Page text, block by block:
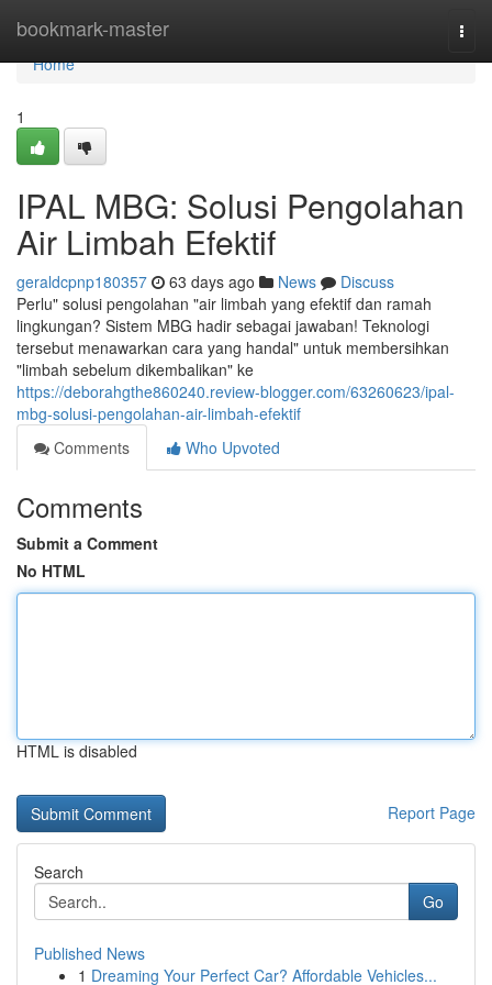
bookmark-master
Home
Home
1
IPAL MBG: Solusi Pengolahan
Air Limbah Efektif
geraldcpnp180357 63 days ago News
Discuss
Perlu" solusi pengolahan "air limbah yang efektif dan ramah
lingkungan? Sistem MBG hadir sebagai jawaban! Teknologi
tersebut menawarkan cara yang handal" untuk membersihkan
"limbah sebelum dikembalikan" ke
https://deborahgthe860240.review-blogger.com/63260623/ipal-
mbg-solusi-pengolahan-air-limbah-efektif
Comments
Who Upvoted
Comments
Submit a Comment
No HTML
HTML is disabled
Report Page
Search
Go
Published News
1 Dreaming Your Perfect Car? Affordable Vehicles...